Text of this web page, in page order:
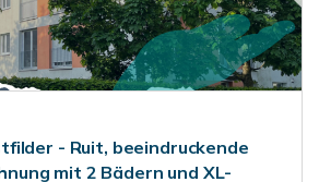
- Ruit, beeindruckende
mit 2 Bädern und XL-